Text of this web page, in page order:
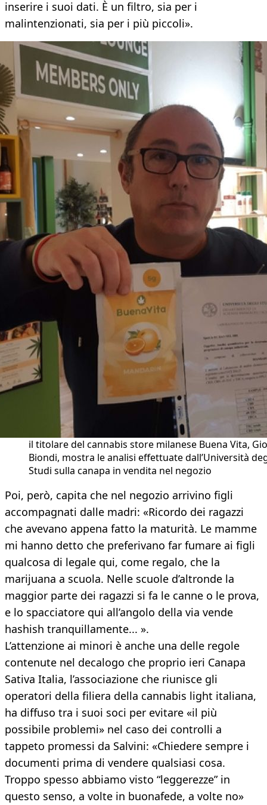
inserire i suoi dati. È un filtro, sia per i
malintenzionati, sia per i più piccoli».
il titolare del cannabis store milanese Buena Vita,
Biondi, mostra le analisi effettuate dall’Università
Studi sulla canapa in vendita nel negozio
Poi, però, capita che nel negozio arrivino figli
accompagnati dalle madri: «Ricordo dei ragazzi
che avevano appena fatto la maturità. Le mamme
mi hanno detto che preferivano far fumare ai figli
qualcosa di legale qui, come regalo, che la
marijuana a scuola. Nelle scuole d’altronde la
maggior parte dei ragazzi si fa le canne o le prova,
e lo spacciatore qui all’angolo della via vende
hashish tranquillamente... ».
L’attenzione ai minori è anche una delle regole
contenute nel decalogo che proprio ieri Canapa
Sativa Italia, l’associazione che riunisce gli
operatori della filiera della cannabis light italiana,
ha diffuso tra i suoi soci per evitare «il più
possibile problemi» nel caso dei controlli a
tappeto promessi da Salvini: «Chiedere sempre i
documenti prima di vendere qualsiasi cosa.
Troppo spesso abbiamo visto “leggerezze” in
questo senso, a volte in buonafede, a volte no»